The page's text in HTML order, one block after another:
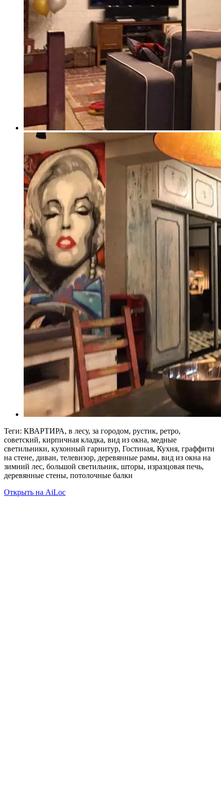
Теги: КВАРТИРА, в лесу, за городом, рустик, ретро,
советский, кирпичная кладка, вид из окна, медные
светильники, кухонный гарнитур, Гостиная, Кухня, граффити
на стене, диван, телевизор, деревянные рамы, вид из окна на
зимний лес, большой светильник, шторы, изразцовая печь,
деревянные стены, потолочные балки
Открыть на AiLoc